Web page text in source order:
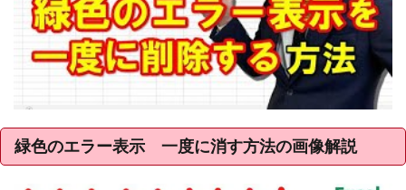
緑色のエラー表示 一度に消す方法の画像解説